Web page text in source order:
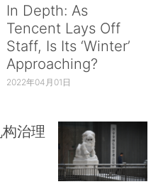
In Depth: As
Tencent Lays Off
Staff, Is Its ‘Winter’
Approaching?
2022年04月01日
治理